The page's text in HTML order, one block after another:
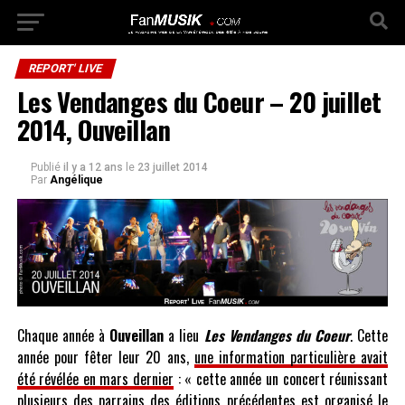
REPORT' LIVE
Les Vendanges du Coeur – 20 juillet
2014, Ouveillan
Publié il y a 12 ans le 23 juillet 2014
Par Angélique
Chaque année à Ouveillan a lieu Les Vendanges du Coeur. Cette
année pour fêter leur 20 ans, une information particulière avait
été révélée en mars dernier : « cette année un concert réunissant
plusieurs des parrains des éditions précédentes est organisé le